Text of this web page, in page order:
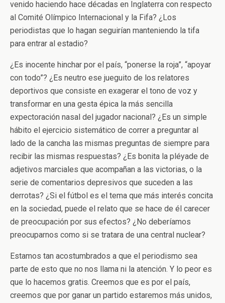
venido haciendo hace décadas en Inglaterra con respecto
al Comité Olímpico Internacional y la Fifa? ¿Los
periodistas que lo hagan seguirían manteniendo la tifa
para entrar al estadio?
¿Es inocente hinchar por el país, “ponerse la roja”, “apoyar
con todo”? ¿Es neutro ese jueguito de los relatores
deportivos que consiste en exagerar el tono de voz y
transformar en una gesta épica la más sencilla
expectoración nasal del jugador nacional? ¿Es un simple
hábito el ejercicio sistemático de correr a preguntar al
lado de la cancha las mismas preguntas de siempre para
recibir las mismas respuestas? ¿Es bonita la pléyade de
adjetivos marciales que acompañan a las victorias, o la
serie de comentarios depresivos que suceden a las
derrotas? ¿Si el fútbol es el tema que más interés concita
en la sociedad, puede el relato que se hace de él carecer
de preocupación por sus efectos? ¿No deberíamos
preocuparnos como si se tratara de una central nuclear?
Estamos tan acostumbrados a que el periodismo sea
parte de esto que no nos llama ni la atención. Y lo peor es
que lo hacemos gratis. Creemos que es por el país,
creemos que por ganar un partido estaremos más unidos,